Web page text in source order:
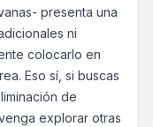
presenta una
ni
colocarlo en
Eso sí, si buscas
de
explorar otras